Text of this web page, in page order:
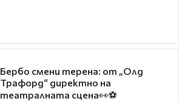
Бербо смени терена: от „Олд
Трафорд“ директно на
театралната сцена👀⚽